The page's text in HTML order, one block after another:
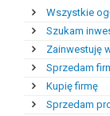
Wszystkie
Szukam
Zainwestuję
Sprzedam
Kupię firmę
Sprzedam